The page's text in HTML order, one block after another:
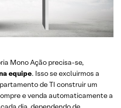
Mono Ação precisa-se,
equipe. Isso se excluirmos a
de TI construir um
e venda automaticamente a